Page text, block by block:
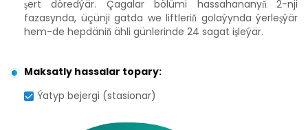
şert döredýär. Çagalar bölümi hassahananyň 2-nji
fazasynda, üçünji gatda we liftleriň golaýynda ýerleşýär
hem-de hepdäniň ähli günlerinde 24 sagat işleýär.
Maksatly hassalar topary:
Ýatyp bejergi (stasionar)